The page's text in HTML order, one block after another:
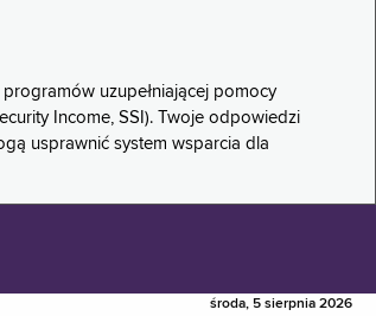
uzupełniającej pomocy
Income, SSI). Twoje odpowiedzi
usprawnić system wsparcia dla
środa, 5 sierpnia 2026